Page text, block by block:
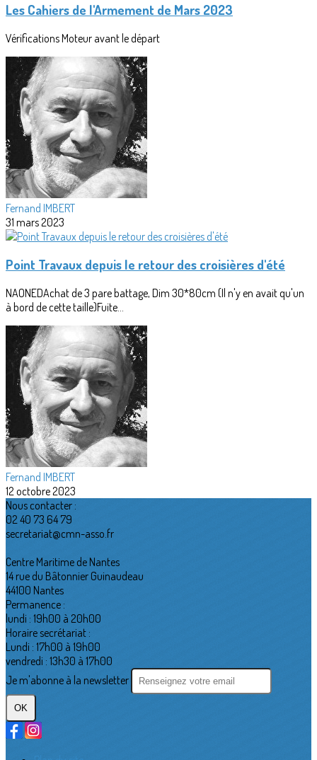
Les Cahiers de l'Armement de Mars 2023
Vérifications Moteur avant le départ
Fernand IMBERT
31 mars 2023
Point Travaux depuis le retour des croisières d'été
NAONEDAchat de 3 pare battage, Dim 30*80cm (Il n'y en avait qu'un
à bord de cette taille)Fuite...
Fernand IMBERT
12 octobre 2023
Nous contacter :
02 40 73 64 79
secretariat@cmn-asso.fr
Centre Maritime de Nantes
14 rue du Bâtonnier Guinaudeau
44100 Nantes
Permanence :
lundi : 19h00 à 20h00
Horaire secrétariat :
Lundi : 17h00 à 19h00
vendredi : 13h30 à 17h00
Je m'abonne à la newsletter
OK